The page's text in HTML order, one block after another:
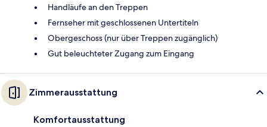
Handläufe an den Treppen
Fernseher mit geschlossenen Untertiteln
Obergeschoss (nur über Treppen zugänglich)
Gut beleuchteter Zugang zum Eingang
Zimmerausstattung
Komfortausstattung